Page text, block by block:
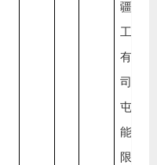
疆润化
工材料
有限公
司
屯大森
能源有
限公司